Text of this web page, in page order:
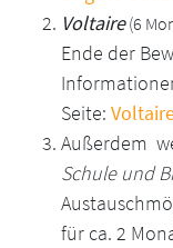
Voltaire (6
Ende der
Seite:
Außerdem
Schule und
für ca. 2